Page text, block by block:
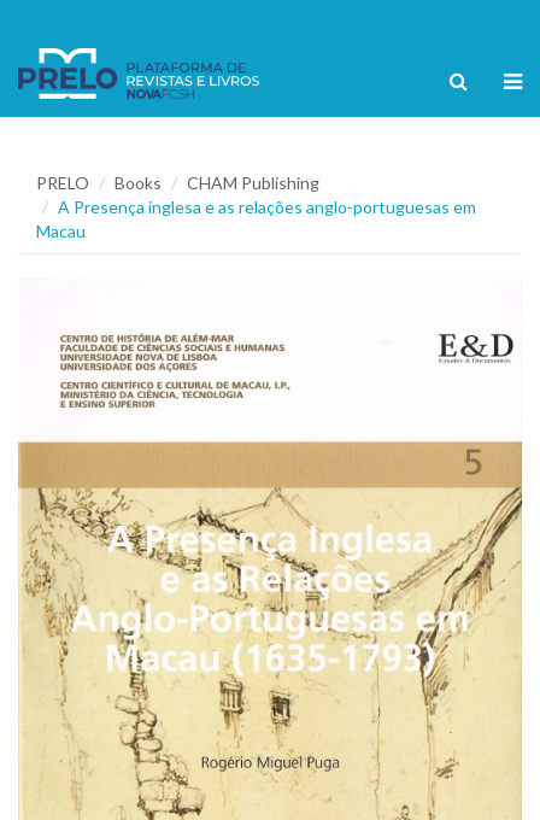
PRELO Books
CHAM Publishing
A Presença inglesa e as relações anglo-portuguesas em
Macau